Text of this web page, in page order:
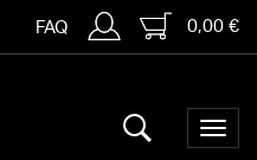
FAQ 0,00 €